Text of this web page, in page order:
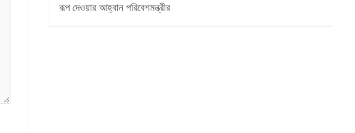
রূপ দেওয়ার আহ্বান পরিবেশমন্ত্রীর